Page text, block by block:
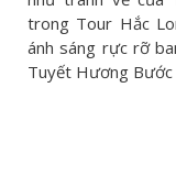
trong Tour Hắc
ánh sáng rực rỡ
Tuyết Hương